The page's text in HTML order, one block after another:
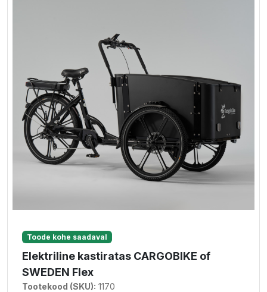
Toode kohe saadaval
Elektriline kastiratas CARGOBIKE of
SWEDEN Flex
Tootekood (SKU): 1170